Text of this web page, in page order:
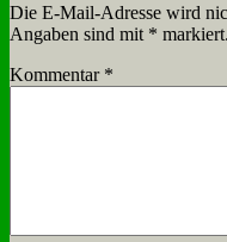
Die E-Mail-Adresse wird
Angaben sind mit * markiert.
Kommentar *